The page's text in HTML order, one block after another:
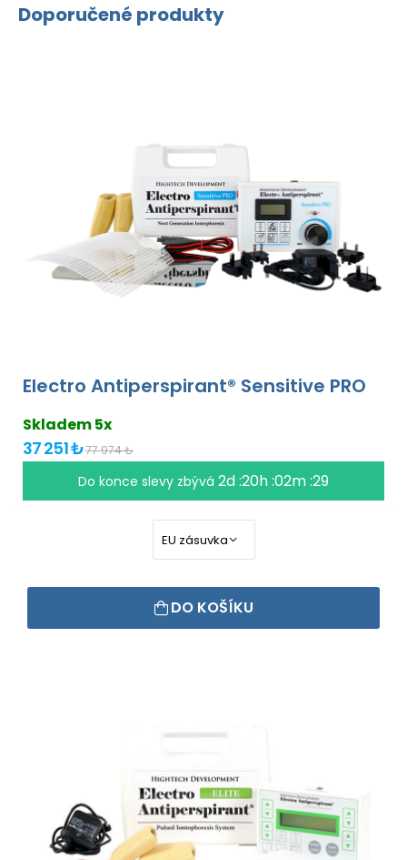
Doporučené produkty
Electro Antiperspirant® Sensitive PRO
Skladem 5x
37 251 ₺77 974 ₺
Do konce slevy zbývá 2d :20h :02m :29
DO KOŠÍKU